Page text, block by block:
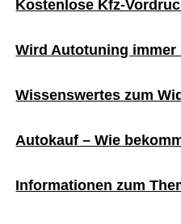
Kostenlose Kfz-
Wird Autotuning immer
Wissenswertes zum
Autokauf – Wie
Informationen zum